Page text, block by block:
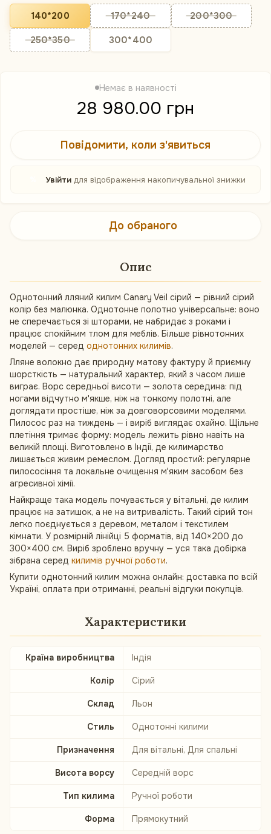
140*200 170*240
200*300
250*350
300*400
Немає в наявності
28 980.00 грн
Повідомити, коли з'явиться
Увійтидля відображення накопичувальної знижки
До обраного
Опис
Однотонний лляний килим Canary Veil сірий — рівний сірий
колір без малюнка. Однотонне полотно універсальне: воно
не сперечається зі шторами, не набридає з роками і
працює спокійним тлом для меблів. Більше рівнотонних
моделей — серед однотонних килимів.
Лляне волокно дає природну матову фактуру й приємну
шорсткість — натуральний характер, який з часом лише
виграє. Ворс середньої висоти — золота середина: під
ногами відчутно м'якше, ніж на тонкому полотні, але
доглядати простіше, ніж за довговорсовими моделями.
Пилосос раз на тиждень — і виріб виглядає охайно. Щільне
плетіння тримає форму: модель лежить рівно навіть на
великій площі. Виготовлено в Індії, де килимарство
лишається живим ремеслом. Догляд простий: регулярне
пилососіння та локальне очищення м'яким засобом без
агресивної хімії.
Найкраще така модель почувається у вітальні, де килим
працює на затишок, а не на витривалість. Такий сірий тон
легко поєднується з деревом, металом і текстилем
кімнати. У розмірній лінійці 5 форматів, від 140×200 до
300×400 см. Виріб зроблено вручну — уся така добірка
зібрана серед килимів ручної роботи.
Купити однотонний килим можна онлайн: доставка по всій
Україні, оплата при отриманні, реальні відгуки покупців.
Характеристики
Країна виробництва Індія
Колір Сірий
Склад Льон
Стиль Однотонні килими
Призначення Для вітальні, Для спальні
Висота ворсу Середній ворс
Тип килима Ручної роботи
Форма Прямокутний